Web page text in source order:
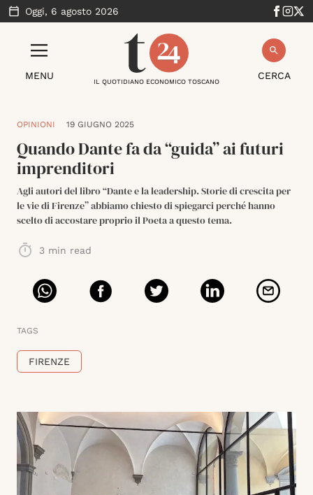
Oggi, 6 agosto 2026
MENU CERCA
IL QUOTIDIANO ECONOMICO TOSCANO
OPINIONI 19 GIUGNO 2025
Quando Dante fa da “guida” ai futuri
imprenditori
Agli autori del libro “Dante e la leadership. Storie di crescita per
le vie di Firenze” abbiamo chiesto di spiegarci perché hanno
scelto di accostare proprio il Poeta a questo tema.
3 min read
TAGS
FIRENZE